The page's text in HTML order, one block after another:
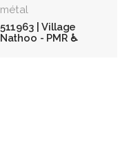
métal
511963 | Village
Nathoo - PMR ♿